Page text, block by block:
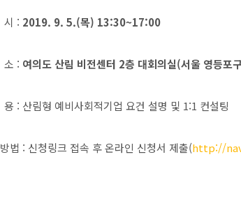
: 2019. 9. 5.(목) 13:30~17:00
: 여의도 산림 비전센터 2층 대회의실(서울 영등포
산림형 예비사회적기업 요건 설명 및 1:1 컨설팅
법 : 신청링크 접속 후 온라인 신청서 제출(http://